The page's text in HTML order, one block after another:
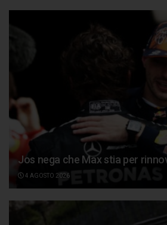
Jos nega che Max stia per
4 AGOSTO 2026